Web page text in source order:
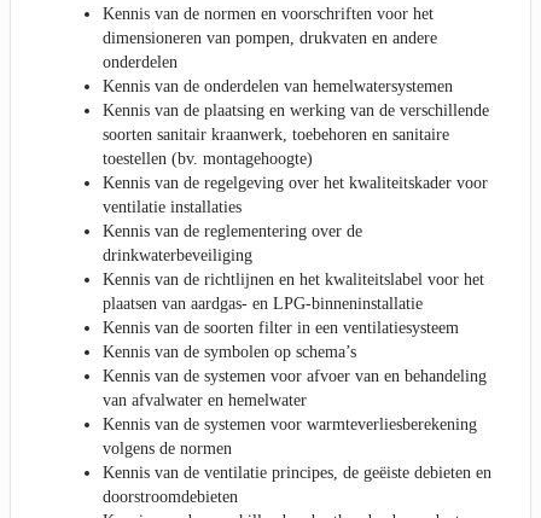
Kennis van de normen en voorschriften voor het
dimensioneren van pompen, drukvaten en andere
onderdelen
Kennis van de onderdelen van hemelwatersystemen
Kennis van de plaatsing en werking van de verschillende
soorten sanitair kraanwerk, toebehoren en sanitaire
toestellen (bv. montagehoogte)
Kennis van de regelgeving over het kwaliteitskader voor
ventilatie installaties
Kennis van de reglementering over de
drinkwaterbeveiliging
Kennis van de richtlijnen en het kwaliteitslabel voor het
plaatsen van aardgas- en LPG-binneninstallatie
Kennis van de soorten filter in een ventilatiesysteem
Kennis van de symbolen op schema’s
Kennis van de systemen voor afvoer van en behandeling
van afvalwater en hemelwater
Kennis van de systemen voor warmteverliesberekening
volgens de normen
Kennis van de ventilatie principes, de geëiste debieten en
doorstroomdebieten